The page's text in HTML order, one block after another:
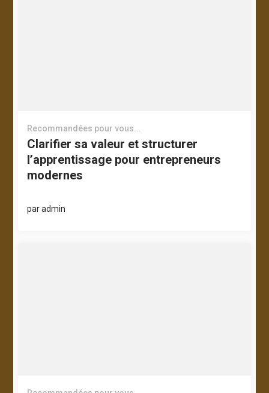
Recommandées pour vous...
Clarifier sa valeur et structurer
l’apprentissage pour entrepreneurs
modernes
paradmin